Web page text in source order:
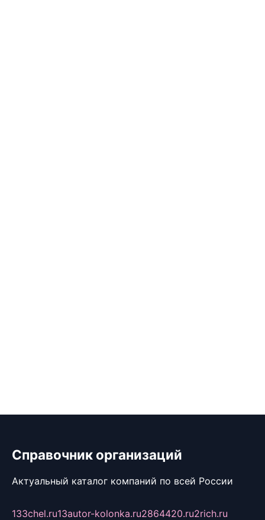
Справочник организаций
Актуальный каталог компаний по всей России
133chel.ru13autor-kolonka.ru2864420.ru2rich.ru